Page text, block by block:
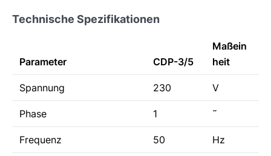
Technische Spezifikationen
Parameter CDP-3/5
Maßein
heit
Spannung 230 V
Phase 1 ˜
Frequenz 50 Hz